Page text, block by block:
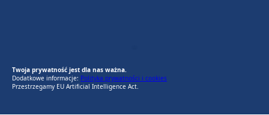
Twoja prywatność jest dla nas ważna.
Dodatkowe informacje: Polityka prywatności i cookies
Przestrzegamy EU Artificial Intelligence Act.